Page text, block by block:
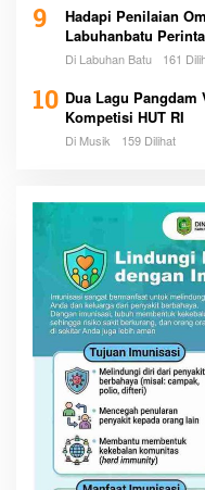
9
Hadapi Penilaian
Labuhanbatu
Di Labuhan Batu 161
10 Dua Lagu
Kompetisi HUT RI
Di Musik 159 Dilihat